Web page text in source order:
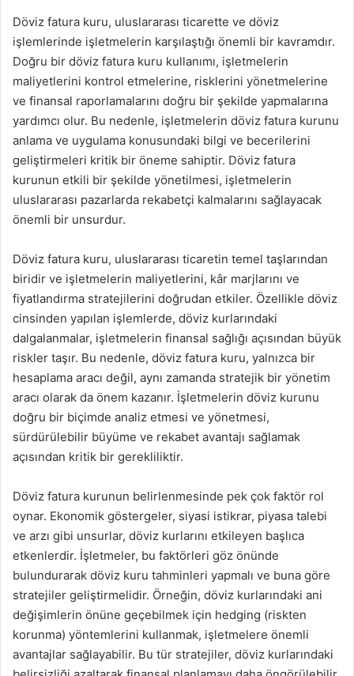
Döviz fatura kuru, uluslararası ticarette ve döviz
işlemlerinde işletmelerin karşılaştığı önemli bir kavramdır.
Doğru bir döviz fatura kuru kullanımı, işletmelerin
maliyetlerini kontrol etmelerine, risklerini yönetmelerine
ve finansal raporlamalarını doğru bir şekilde yapmalarına
yardımcı olur. Bu nedenle, işletmelerin döviz fatura kurunu
anlama ve uygulama konusundaki bilgi ve becerilerini
geliştirmeleri kritik bir öneme sahiptir. Döviz fatura
kurunun etkili bir şekilde yönetilmesi, işletmelerin
uluslararası pazarlarda rekabetçi kalmalarını sağlayacak
önemli bir unsurdur.
Döviz fatura kuru, uluslararası ticaretin temel taşlarından
biridir ve işletmelerin maliyetlerini, kâr marjlarını ve
fiyatlandırma stratejilerini doğrudan etkiler. Özellikle döviz
cinsinden yapılan işlemlerde, döviz kurlarındaki
dalgalanmalar, işletmelerin finansal sağlığı açısından büyük
riskler taşır. Bu nedenle, döviz fatura kuru, yalnızca bir
hesaplama aracı değil, aynı zamanda stratejik bir yönetim
aracı olarak da önem kazanır. İşletmelerin döviz kurunu
doğru bir biçimde analiz etmesi ve yönetmesi,
sürdürülebilir büyüme ve rekabet avantajı sağlamak
açısından kritik bir gerekliliktir.
Döviz fatura kurunun belirlenmesinde pek çok faktör rol
oynar. Ekonomik göstergeler, siyasi istikrar, piyasa talebi
ve arzı gibi unsurlar, döviz kurlarını etkileyen başlıca
etkenlerdir. İşletmeler, bu faktörleri göz önünde
bulundurarak döviz kuru tahminleri yapmalı ve buna göre
stratejiler geliştirmelidir. Örneğin, döviz kurlarındaki ani
değişimlerin önüne geçebilmek için hedging (riskten
korunma) yöntemlerini kullanmak, işletmelere önemli
avantajlar sağlayabilir. Bu tür stratejiler, döviz kurlarındaki